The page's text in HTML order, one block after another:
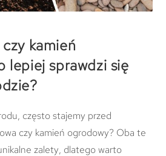
kamień
lepiej sprawdzi się
często stajemy przed
czy kamień ogrodowy? Oba te
zalety, dlatego warto